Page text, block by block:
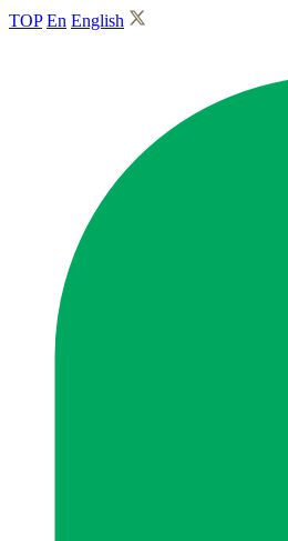
TOP En English